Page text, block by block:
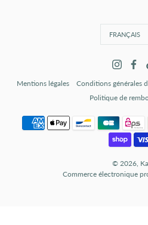
Langue
FRANÇAIS
Mentions légales Conditions générales
Politique de
© 2026,
Commerce électronique